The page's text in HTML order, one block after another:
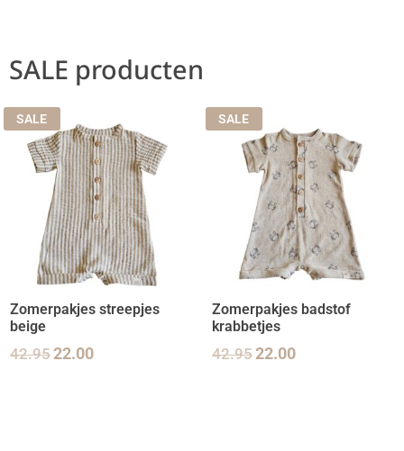
SALE producten
SALE
Zomerpakjes streepjes
beige
42.9522.00
SALE
Zomerpakjes badstof
krabbetjes
42.9522.00